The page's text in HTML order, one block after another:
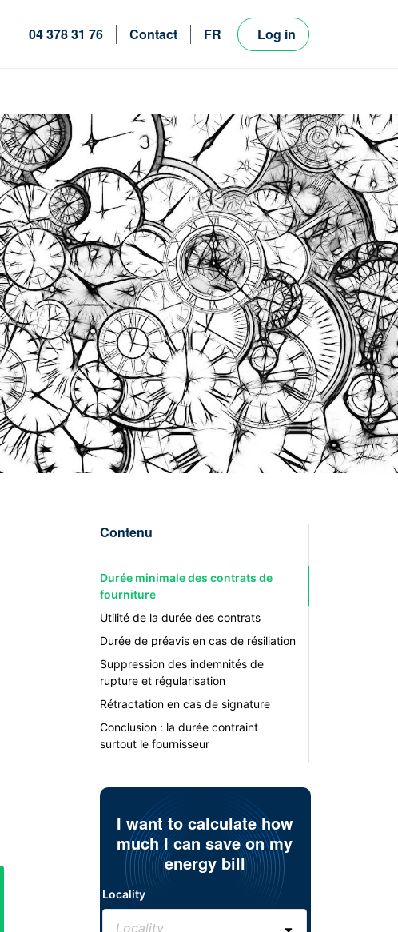
04 378 31 76 Contact
FR
Log in
Contenu
Durée minimale des contrats de
fourniture
Utilité de la durée des contrats
Durée de préavis en cas de résiliation
Suppression des indemnités de
rupture et régularisation
Rétractation en cas de signature
Conclusion : la durée contraint
surtout le fournisseur
I want to calculate how
much I can save on my
energy bill
Locality